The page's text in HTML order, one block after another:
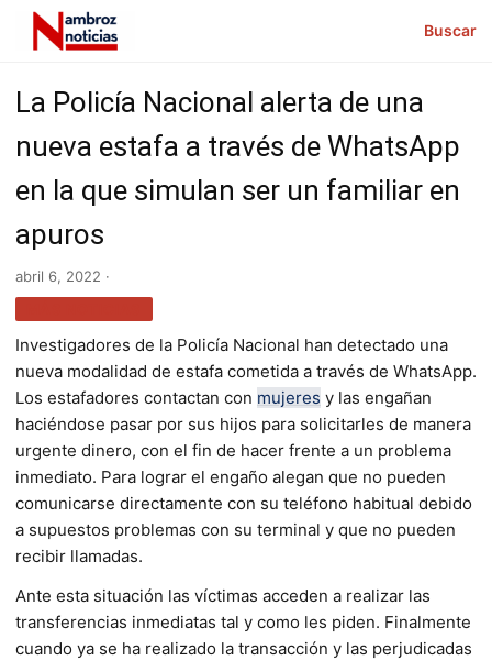
Buscar
La Policía Nacional alerta de una
nueva estafa a través de WhatsApp
en la que simulan ser un familiar en
apuros
abril 6, 2022 ·
Investigadores de la Policía Nacional han detectado una
nueva modalidad de estafa cometida a través de WhatsApp.
Los estafadores contactan con mujeres y las engañan
haciéndose pasar por sus hijos para solicitarles de manera
urgente dinero, con el fin de hacer frente a un problema
inmediato. Para lograr el engaño alegan que no pueden
comunicarse directamente con su teléfono habitual debido
a supuestos problemas con su terminal y que no pueden
recibir llamadas.
Ante esta situación las víctimas acceden a realizar las
transferencias inmediatas tal y como les piden. Finalmente
cuando ya se ha realizado la transacción y las perjudicadas